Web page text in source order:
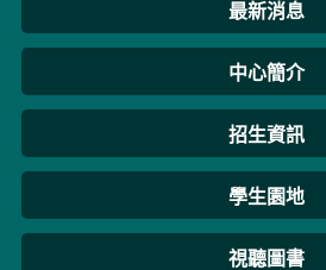
最新消息
中心簡介
招生資訊
學生園地
視聽圖書